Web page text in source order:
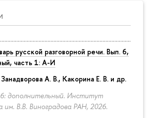
русской разговорной речи. Вып. 6,
часть 1: А-И
А. В., Какорина Е. В. и др.
дополнительный. Институт
им. В.В. Виноградова РАН, 2026.